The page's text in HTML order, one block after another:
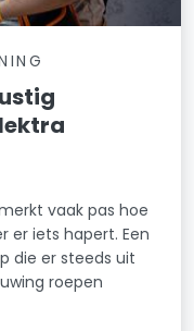
vaak pas hoe
er iets hapert. Een
die er steeds uit
roepen